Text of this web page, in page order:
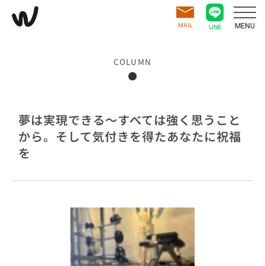
MAIL LINE MENU
夢は実現できる～すべては強く思うこと
から。そして気付きを得たあなたに祝福
を
COLUMN